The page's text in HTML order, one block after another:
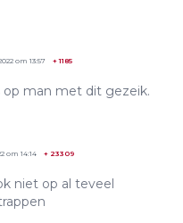
om 13:57 +1185
op man met dit gezeik.
om 14:14 + 23309
niet op al teveel